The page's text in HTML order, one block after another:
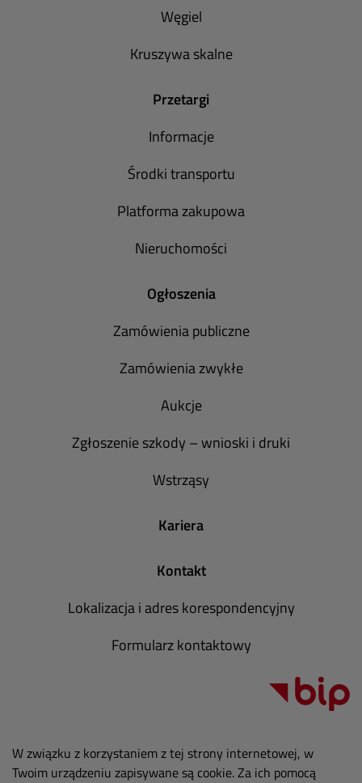
Węgiel
Kruszywa skalne
Przetargi
Informacje
Środki transportu
Platforma zakupowa
Nieruchomości
Ogłoszenia
Zamówienia publiczne
Zamówienia zwykłe
Aukcje
Zgłoszenie szkody – wnioski i druki
Wstrząsy
Kariera
Kontakt
Lokalizacja i adres korespondencyjny
Formularz kontaktowy
W związku z korzystaniem z tej strony internetowej, w
Twoim urządzeniu zapisywane są cookie. Za ich pomocą